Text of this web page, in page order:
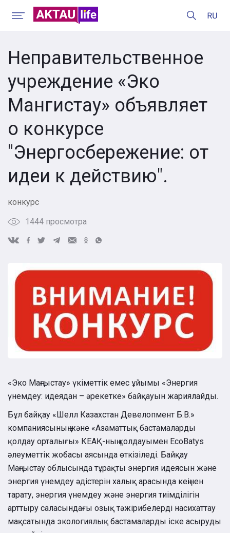
Неправительственное
учреждение «Эко
Мангистау» объявляет
о конкурсе
"Энергосбережение: от
идеи к действию".
конкурс
1444 просмотра
«Эко Маңғыстау» үкіметтік емес ұйымы «Энергия
үнемдеу: идеядан – әрекетке» байқауын жариялайды.
Бұл байқау «Шелл Казахстан Девелопмент Б.В.»
компаниясының және «Азаматтық бастамаларды
қолдау орталығы» КЕАҚ-ның қолдауымен EcoBatys
әлеуметтік жобасы аясында өткізіледі. Байқау
Маңғыстау облысында тұрақты энергия идеясын және
энергия үнемдеу әдістерін халық арасында кеңінен
тарату, энергия үнемдеу және энергия тиімділігін
арттыру саласындағы озық тәжірибелерді насихаттау
мақсатында экологиялық бастамаларды іске асыруды